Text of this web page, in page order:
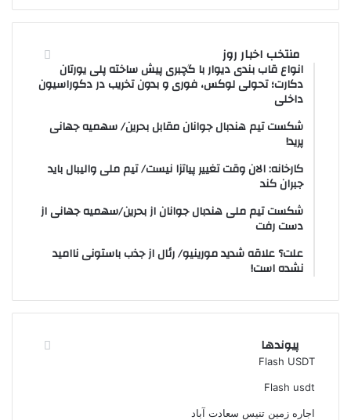
منتخب اخبار روز
انواع قاب بندی دیوار با گچبری پیش ساخته پلی یورتان
دکارت؛ تحولی لوکس، فوری و بدون تخریب در دکوراسیون
داخلی
شکست تیم هندبال جوانان مقابل بحرین/ سهمیه جهانی
پرید!
کارخانه: الان وقت تغییر پیاتزا نیست/ تیم ملی والیبال باید
جبران کند
شکست تیم ملی هندبال جوانان از بحرین/سهمیه جهانی از
دست رفت
علت؟ علاقه شدید مورینیو/ رئال از جذب باستونی ناامید
نشده است!
پیوندها
Flash USDT
Flash usdt
اجاره زمین تنیس سعادت آباد